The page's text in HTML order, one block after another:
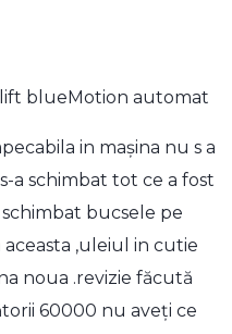
blueMotion automat
in mașina nu s a
a schimbat tot ce a fost
bucsele pe
,uleiul in cutie
noua .revizie făcută
60000 nu aveți ce